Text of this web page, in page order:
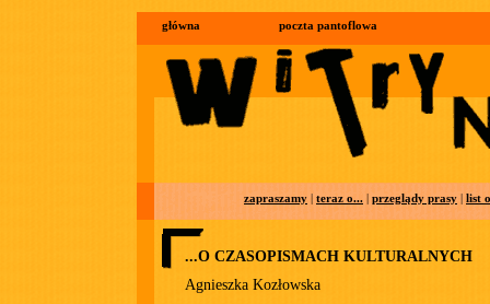
główna poczta pantoflowa
zapraszamy | teraz o... | przeglądy prasy | list
...O CZASOPISMACH KULTURALNYCH
Agnieszka Kozłowska